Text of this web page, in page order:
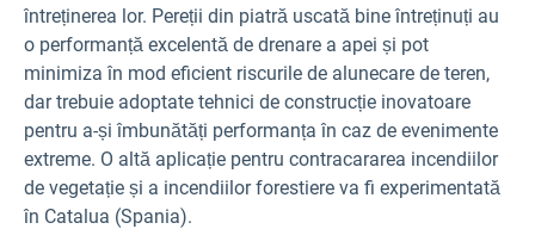
întreținerea lor. Pereții din piatră uscată bine întreținuți au
o performanță excelentă de drenare a apei și pot
minimiza în mod eficient riscurile de alunecare de teren,
dar trebuie adoptate tehnici de construcție inovatoare
pentru a-și îmbunătăți performanța în caz de evenimente
extreme. O altă aplicație pentru contracararea incendiilor
de vegetație și a incendiilor forestiere va fi experimentată
în Catalua (Spania).